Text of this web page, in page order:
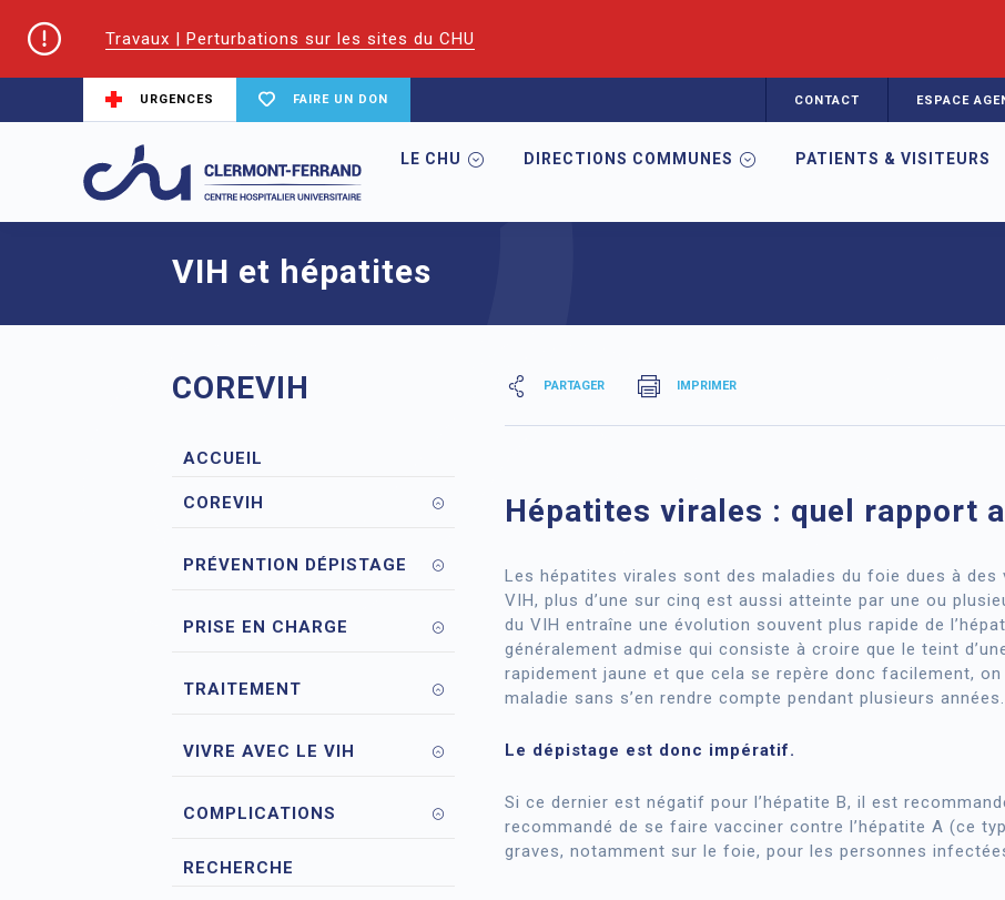
Travaux | Perturbations sur les sites du CHU
URGENCES FAIRE UN DON CONTACT ESPACE
LE CHU DIRECTIONS COMMUNES PATIENTS & VISITEURS
Accueil CoReSS Auvergne Loire VIH et hépatites
VIH et hépatites
COREVIH
ACCUEIL
COREVIH
PRÉVENTION DÉPISTAGE
PRISE EN CHARGE
TRAITEMENT
VIVRE AVEC LE VIH
COMPLICATIONS
RECHERCHE
PARTAGER IMPRIMER
Hépatites virales : quel rapport
Les hépatites virales sont des maladies du foie dues à
VIH, plus d’une sur cinq est aussi atteinte par une ou
du VIH entraîne une évolution souvent plus rapide de
généralement admise qui consiste à croire que le teint
rapidement jaune et que cela se repère donc facilement,
maladie sans s’en rendre compte pendant plusieurs années.
Le dépistage est donc impératif.
Si ce dernier est négatif pour l’hépatite B, il est
recommandé de se faire vacciner contre l’hépatite A (ce
graves, notamment sur le foie, pour les personnes